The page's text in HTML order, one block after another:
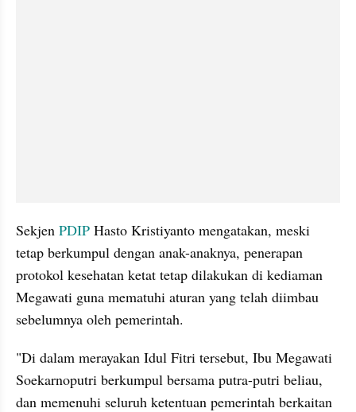
Sekjen PDIP Hasto Kristiyanto mengatakan, meski
tetap berkumpul dengan anak-anaknya, penerapan
protokol kesehatan ketat tetap dilakukan di kediaman
Megawati guna mematuhi aturan yang telah diimbau
sebelumnya oleh pemerintah.
"Di dalam merayakan Idul Fitri tersebut, Ibu Megawati
Soekarnoputri berkumpul bersama putra-putri beliau,
dan memenuhi seluruh ketentuan pemerintah berkaitan